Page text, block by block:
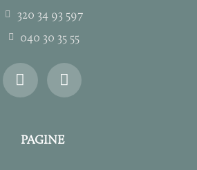
320 34 93 597
040 30 35 55
I
n
s
a
g
F
a
c
b
o
PAGINE